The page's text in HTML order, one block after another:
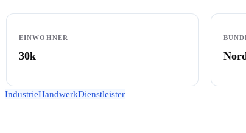
EINWOHNER
30k
IndustrieHandwerkDienstleister